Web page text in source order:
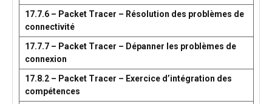
17.7.6 – Packet Tracer – Résolution des problèmes de
connectivité
17.7.7 – Packet Tracer – Dépanner les problèmes de
connexion
17.8.2 – Packet Tracer – Exercice d’intégration des
compétences